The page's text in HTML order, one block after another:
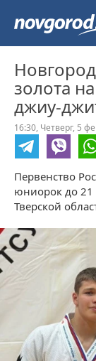
золота
джиу-
16:30, Четверг, 5
Первенство
юниорок до 21
Тверской